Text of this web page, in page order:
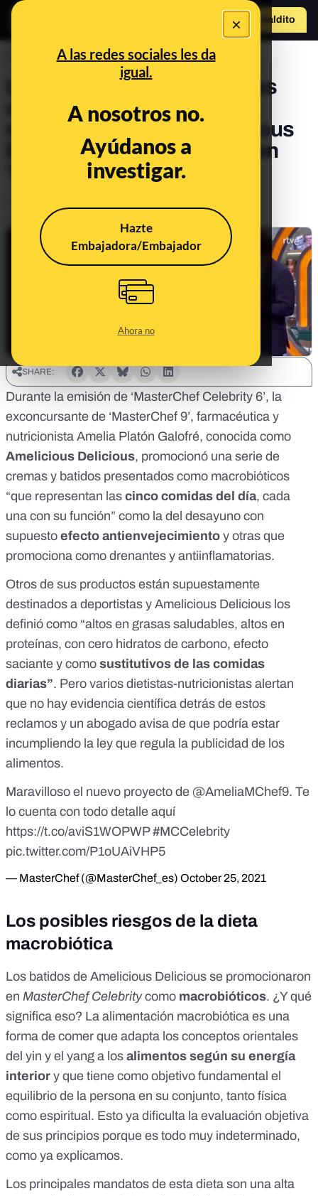
×
A las redes sociales les da
igual.
A nosotros no.
Ayúdanos a
investigar.
Hazte
Embajadora/Embajador
Ahora no
Hazte Maldito
PREBUNKING
Los reclamos sin evidencias
científicas de las “cremas
macrobióticas” de Amelicious
Delicious promocionadas en
'MasterChef Celebrity'
Publicado el
SHARE:
Durante la emisión de ‘MasterChef Celebrity 6’, la
exconcursante de ‘MasterChef 9’, farmacéutica y
nutricionista Amelia Platón Galofré, conocida como
Amelicious Delicious, promocionó una serie de
cremas y batidos presentados como macrobióticos
“que representan las cinco comidas del día, cada
una con su función” como la del desayuno con
supuesto efecto antienvejecimiento y otras que
promociona como drenantes y antiinflamatorias.
Otros de sus productos están supuestamente
destinados a deportistas y Amelicious Delicious los
definió como “altos en grasas saludables, altos en
proteínas, con cero hidratos de carbono, efecto
saciante y como sustitutivos de las comidas
diarias”. Pero varios dietistas-nutricionistas alertan
que no hay evidencia científica detrás de estos
reclamos y un abogado avisa de que podría estar
incumpliendo la ley que regula la publicidad de los
alimentos.
Maravilloso el nuevo proyecto de @AmeliaMChef9. Te
lo cuenta con todo detalle aquí
https://t.co/aviS1WOPWP #MCCelebrity
pic.twitter.com/P1oUAiVHP5
— MasterChef (@MasterChef_es) October 25, 2021
Los posibles riesgos de la dieta
macrobiótica
Los batidos de Amelicious Delicious se promocionaron
en MasterChef Celebritycomo macrobióticos. ¿Y qué
significa eso? La alimentación macrobiótica es una
forma de comer que adapta los conceptos orientales
del yin y el yang a los alimentos según su energía
interior y que tiene como objetivo fundamental el
equilibrio de la persona en su conjunto, tanto física
como espiritual. Esto ya dificulta la evaluación objetiva
de sus principios porque es todo muy indeterminado,
como ya explicamos.
Los principales mandatos de esta dieta son una alta